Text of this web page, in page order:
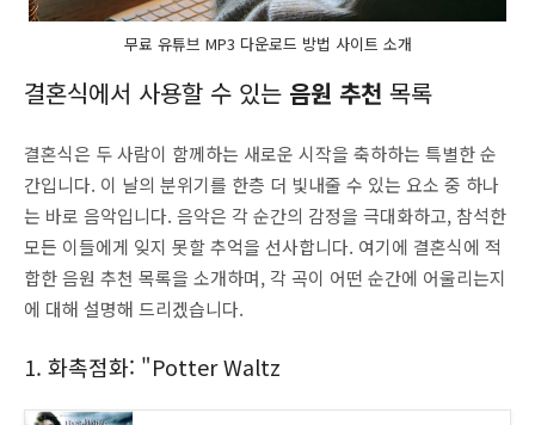
무료 유튜브 MP3 다운로드 방법 사이트 소개
결혼식에서 사용할 수 있는 음원 추천 목록
결혼식은 두 사람이 함께하는 새로운 시작을 축하하는 특별한 순
간입니다. 이 날의 분위기를 한층 더 빛내줄 수 있는 요소 중 하나
는 바로 음악입니다. 음악은 각 순간의 감정을 극대화하고, 참석한
모든 이들에게 잊지 못할 추억을 선사합니다. 여기에 결혼식에 적
합한 음원 추천 목록을 소개하며, 각 곡이 어떤 순간에 어울리는지
에 대해 설명해 드리겠습니다.
1. 화촉점화: "Potter Waltz